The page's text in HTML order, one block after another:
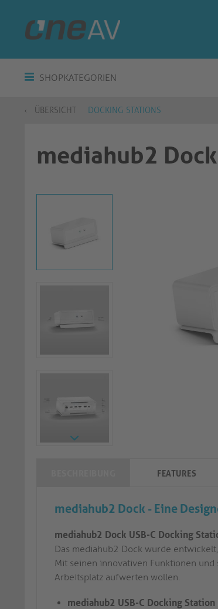
SHOPKATEGORIEN
ÜBERSICHT DOCKING STATIONS
mediahub2
FEATURES
mediahub2 Dock - Eine
mediahub2 Dock USB-C Docking
Das mediahub2 Dock wurde
Mit seinen innovativen Funktionen
Arbeitsplatz aufwerten wollen.
mediahub2 USB-C Docking Station